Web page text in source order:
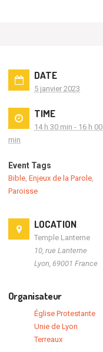
DATE
5 janvier 2023
TIME
14 h 30 min - 16 h 00
min
Event Tags
Bible Enjeux de la Parole
Paroisse
LOCATION
Temple Lanterne
10, rue Lanterne
Lyon 69001 France
Organisateur
Église Protestante
Unie de Lyon
Terreaux